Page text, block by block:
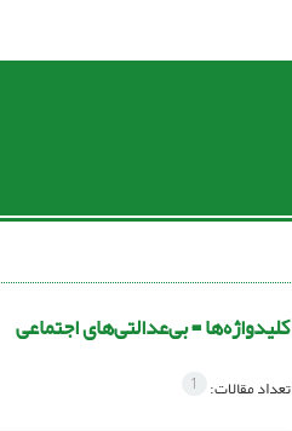
کلیدواژه‌ها =بی‌عدالتی‌های اجتماعی
تعداد مقالات: 1